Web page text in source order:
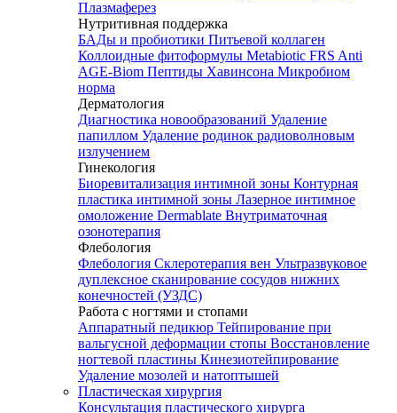
Плазмаферез
Нутритивная поддержка
БАДы и пробиотики Питьевой коллаген
Коллоидные фитоформулы Metabiotic FRS Anti
AGE-Biom Пептиды Хавинсона Микробиом
норма
Дерматология
Диагностика новообразований Удаление
папиллом Удаление родинок радиоволновым
излучением
Гинекология
Биоревитализация интимной зоны Контурная
пластика интимной зоны Лазерное интимное
омоложение Dermablate Внутриматочная
озонотерапия
Флебология
Флебология Склеротерапия вен Ультразвуковое
дуплексное сканирование сосудов нижних
конечностей (УЗДС)
Работа с ногтями и стопами
Аппаратный педикюр Тейпирование при
вальгусной деформации стопы Восстановление
ногтевой пластины Кинезиотейпирование
Удаление мозолей и натоптышей
Пластическая хирургия
Консультация пластического хирурга